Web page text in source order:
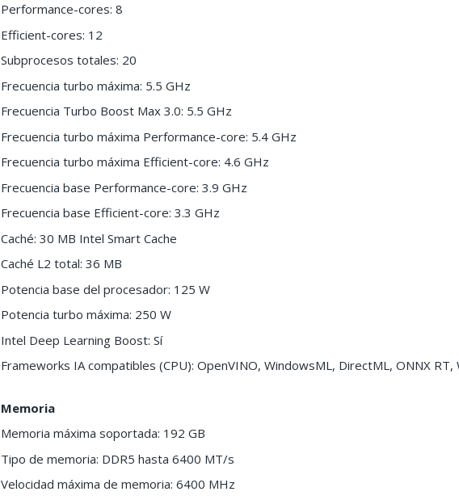
Performance-cores: 8
Efficient-cores: 12
Subprocesos totales: 20
Frecuencia turbo máxima: 5.5 GHz
Frecuencia Turbo Boost Max 3.0: 5.5 GHz
Frecuencia turbo máxima Performance-core: 5.4 GHz
Frecuencia turbo máxima Efficient-core: 4.6 GHz
Frecuencia base Performance-core: 3.9 GHz
Frecuencia base Efficient-core: 3.3 GHz
Caché: 30 MB Intel Smart Cache
Caché L2 total: 36 MB
Potencia base del procesador: 125 W
Potencia turbo máxima: 250 W
Intel Deep Learning Boost: Sí
Frameworks IA compatibles (CPU): OpenVINO, WindowsML, DirectML, ONNX RT,
Memoria
Memoria máxima soportada: 192 GB
Tipo de memoria: DDR5 hasta 6400 MT/s
Velocidad máxima de memoria: 6400 MHz